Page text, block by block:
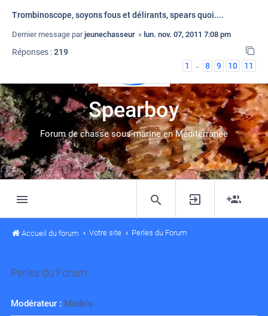
Spearboy
Forum de chasse sous-marine en Méditerranée
Accueil du forum Votre site Perles du Forum
Perles du Forum
Modérateur : Modo's
couiz ciné (anciennement mini sten)
Dernier message parnono83«mer. déc. 07, 2011 12:49 pm
Réponses :208
1
… 8 9 10 11
Trombinoscope, soyons fous et délirants, spears quoi....
Dernier message parjeunechasseur « lun. nov. 07, 2011 7:08 pm
Réponses :219
1
… 8 9 10 11